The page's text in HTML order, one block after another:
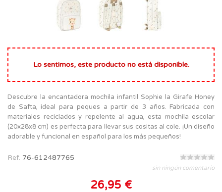
Lo sentimos, este producto no está disponible.
Descubre la encantadora mochila infantil Sophie la Girafe Honey
de Safta, ideal para peques a partir de 3 años. Fabricada con
materiales reciclados y repelente al agua, esta mochila escolar
(20x28x8 cm) es perfecta para llevar sus cositas al cole. ¡Un diseño
adorable y funcional en español para los más pequeños!
Ref. 76-612487765
sin ningún comentario
26,95 €